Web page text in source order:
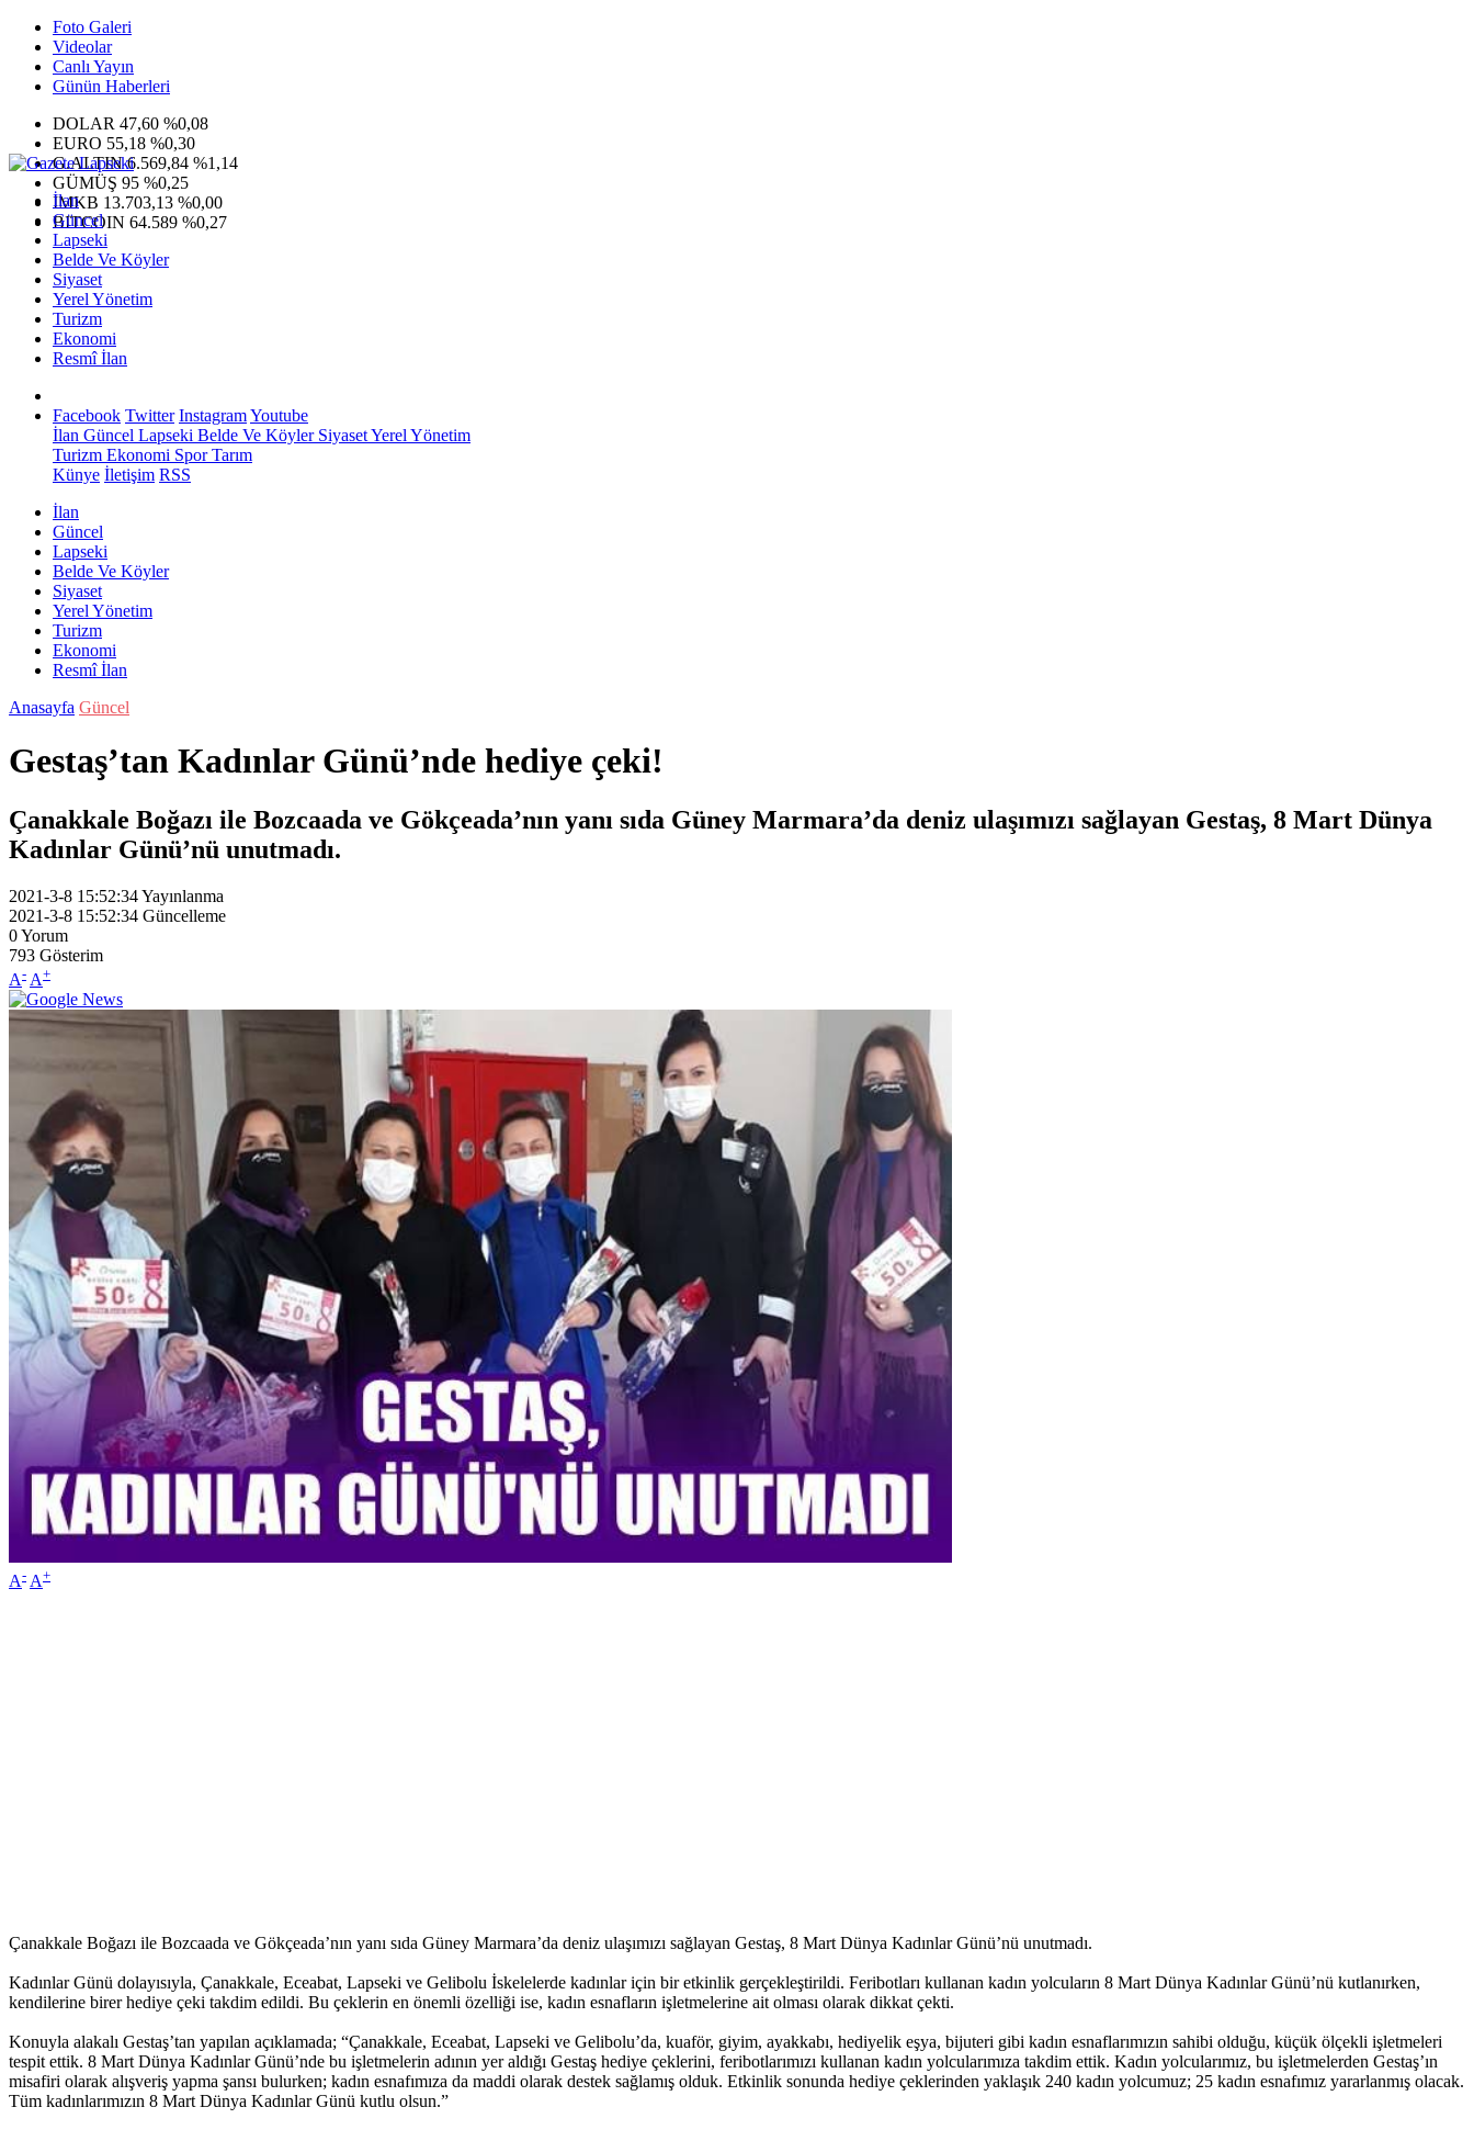
Foto Galeri
Videolar
Canlı Yayın
Günün Haberleri
DOLAR 47,60 %0,08
EURO 55,18 %0,30
G.ALTIN6.569,84 %1,14
GÜMÜŞ 95 %0,25
IMKB 13.703,13 %0,00
BITCOIN 64.589 %0,27
İlan
Güncel
Lapseki
Belde Ve Köyler
Siyaset
Yerel Yönetim
Turizm
Ekonomi
Resmî İlan
Facebook Twitter InstagramYoutube
İlan Güncel Lapseki Belde Ve KöylerSiyasetYerel Yönetim
Turizm Ekonomi SporTarım
Künye İletişim RSS
İlan
Güncel
Lapseki
Belde Ve Köyler
Siyaset
Yerel Yönetim
Turizm
Ekonomi
Resmî İlan
Anasayfa Güncel
Gestaş’tan Kadınlar Günü’nde hediye çeki!
Çanakkale Boğazı ile Bozcaada ve Gökçeada’nın yanı sıda Güney Marmara’da deniz ulaşımızı sağlayan Gestaş, 8 Mart Dünya
Kadınlar Günü’nü unutmadı.
2021-3-8 15:52:34Yayınlanma
2021-3-8 15:52:34 Güncelleme
0Yorum
793 Gösterim
A- A+
A- A+
Çanakkale Boğazı ile Bozcaada ve Gökçeada’nın yanı sıda Güney Marmara’da deniz ulaşımızı sağlayan Gestaş, 8 Mart Dünya Kadınlar Günü’nü unutmadı.
Kadınlar Günü dolayısıyla, Çanakkale, Eceabat, Lapseki ve Gelibolu İskelelerde kadınlar için bir etkinlik gerçekleştirildi. Feribotları kullanan kadın yolcuların 8 Mart Dünya Kadınlar Günü’nü kutlanırken,
kendilerine birer hediye çeki takdim edildi. Bu çeklerin en önemli özelliği ise, kadın esnafların işletmelerine ait olması olarak dikkat çekti.
Konuyla alakalı Gestaş’tan yapılan açıklamada; “Çanakkale, Eceabat, Lapseki ve Gelibolu’da, kuaför, giyim, ayakkabı, hediyelik eşya, bijuteri gibi kadın esnaflarımızın sahibi olduğu, küçük ölçekli işletmeleri
tespit ettik. 8 Mart Dünya Kadınlar Günü’nde bu işletmelerin adının yer aldığı Gestaş hediye çeklerini, feribotlarımızı kullanan kadın yolcularımıza takdim ettik. Kadın yolcularımız, bu işletmelerden Gestaş’ın
misafiri olarak alışveriş yapma şansı bulurken; kadın esnafımıza da maddi olarak destek sağlamış olduk. Etkinlik sonunda hediye çeklerinden yaklaşık 240 kadın yolcumuz; 25 kadın esnafımız yararlanmış olacak.
Tüm kadınlarımızın 8 Mart Dünya Kadınlar Günü kutlu olsun.”